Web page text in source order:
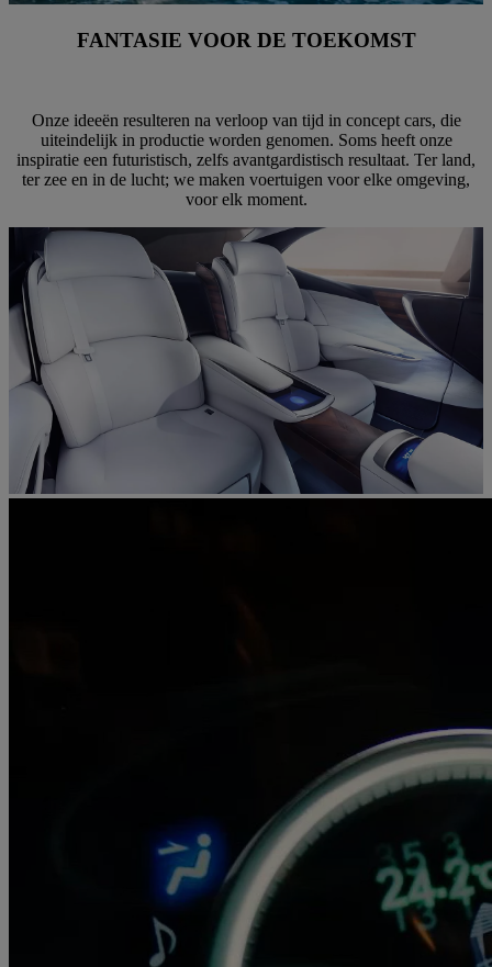
FANTASIE VOOR DE TOEKOMST
Onze ideeën resulteren na verloop van tijd in concept cars, die
uiteindelijk in productie worden genomen. Soms heeft onze
inspiratie een futuristisch, zelfs avantgardistisch resultaat. Ter land,
ter zee en in de lucht; we maken voertuigen voor elke omgeving,
voor elk moment.